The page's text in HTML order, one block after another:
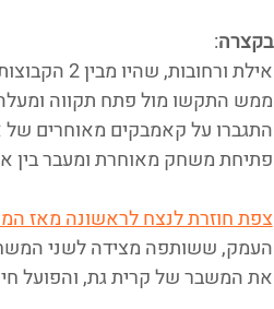
בקצרה:
אילת ורחובות, שהיו מבין 2 הקבוצות שעברו את 100 הנקודות,
ממש התקשו מול פתח תקווה
התגברו על קאמבקים מאוחרים
פתיחת משחק מאוחרת ומעבר בין
צפת חוזרת לנצח לראשונה מאז
העמק, ששותפה מצידה לשני
את המשבר של קרית גת, והפועל